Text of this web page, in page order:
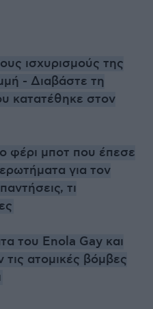
ισχυρισμούς της
- Διαβάστε τη
κατατέθηκε στον
φέρι μποτ που έπεσε
για τον
τι
του Enola Gay και
ατομικές βόμβες